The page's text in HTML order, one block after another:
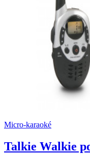
Micro-karaoké
Talkie Walkie